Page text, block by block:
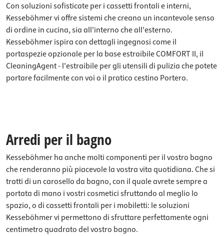
Con soluzioni sofisticate per i cassetti frontali e interni,
Kesseböhmer vi offre sistemi che creano un incantevole senso
di ordine in cucina, sia all'interno che all'esterno.
Kesseböhmer ispira con dettagli ingegnosi come il
portaspezie opzionale per la base estraibile COMFORT II, il
CleaningAgent - l'estraibile per gli utensili di pulizia che potete
portare facilmente con voi o il pratico cestino Portero.
Arredi per il bagno
Kesseböhmer ha anche molti componenti per il vostro bagno
che renderanno più piacevole la vostra vita quotidiana. Che si
tratti di un carosello da bagno, con il quale avrete sempre a
portata di mano i vostri cosmetici sfruttando al meglio lo
spazio, o di cassetti frontali per i mobiletti: le soluzioni
Kesseböhmer vi permettono di sfruttare perfettamente ogni
centimetro quadrato del vostro bagno.